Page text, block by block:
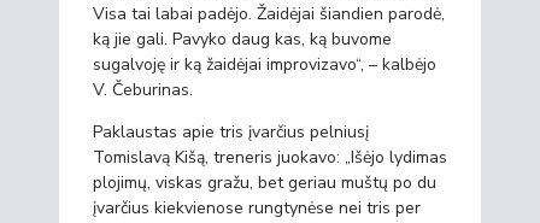
Visa tai labai padėjo. Žaidėjai šiandien parodė,
ką jie gali. Pavyko daug kas, ką buvome
sugalvoję ir ką žaidėjai improvizavo“, – kalbėjo
V. Čeburinas.
Paklaustas apie tris įvarčius pelniusį
Tomislavą Kišą, treneris juokavo: „Išėjo lydimas
plojimų, viskas gražu, bet geriau muštų po du
įvarčius kiekvienose rungtynėse nei tris per